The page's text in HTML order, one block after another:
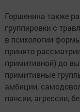
Горшенина также
группировки с
в психологии
принято
примитивной) до
примитивные
амбиции,
пансии, агрессии,